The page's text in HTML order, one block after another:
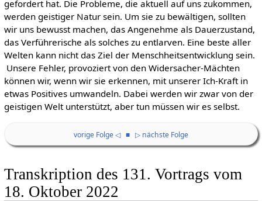
gefordert hat. Die Probleme, die aktuell auf uns zukommen,
werden geistiger Natur sein. Um sie zu bewältigen, sollten
wir uns bewusst machen, das Angenehme als Dauerzustand,
das Verführerische als solches zu entlarven. Eine beste aller
Welten kann nicht das Ziel der Menschheitsentwicklung sein.
Unsere Fehler, provoziert von den Widersacher-Mächten
können wir, wenn wir sie erkennen, mit unserer Ich-Kraft in
etwas Positives umwandeln. Dabei werden wir zwar von der
geistigen Welt unterstützt, aber tun müssen wir es selbst.
vorige Folge ◁ ■ ▷ nächste Folge
Transkription des 131. Vortrags vom
18. Oktober 2022